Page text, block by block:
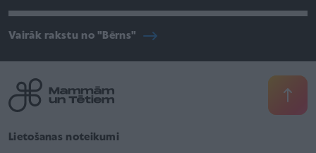
Vairāk rakstu no "Bērns"
Lietošanas noteikumi